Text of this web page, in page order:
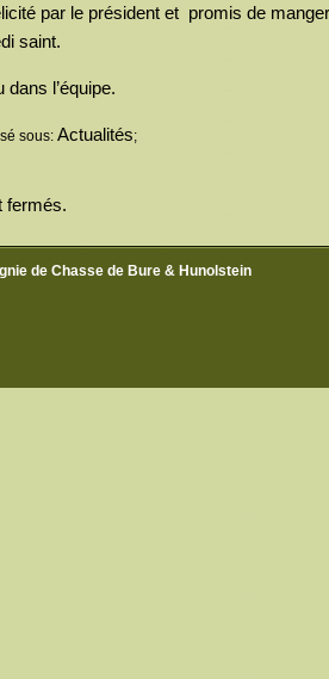
par le président et promis de
saint.
l’équipe.
sous: Actualités;
fermés.
de Chasse de Bure & Hunolstein